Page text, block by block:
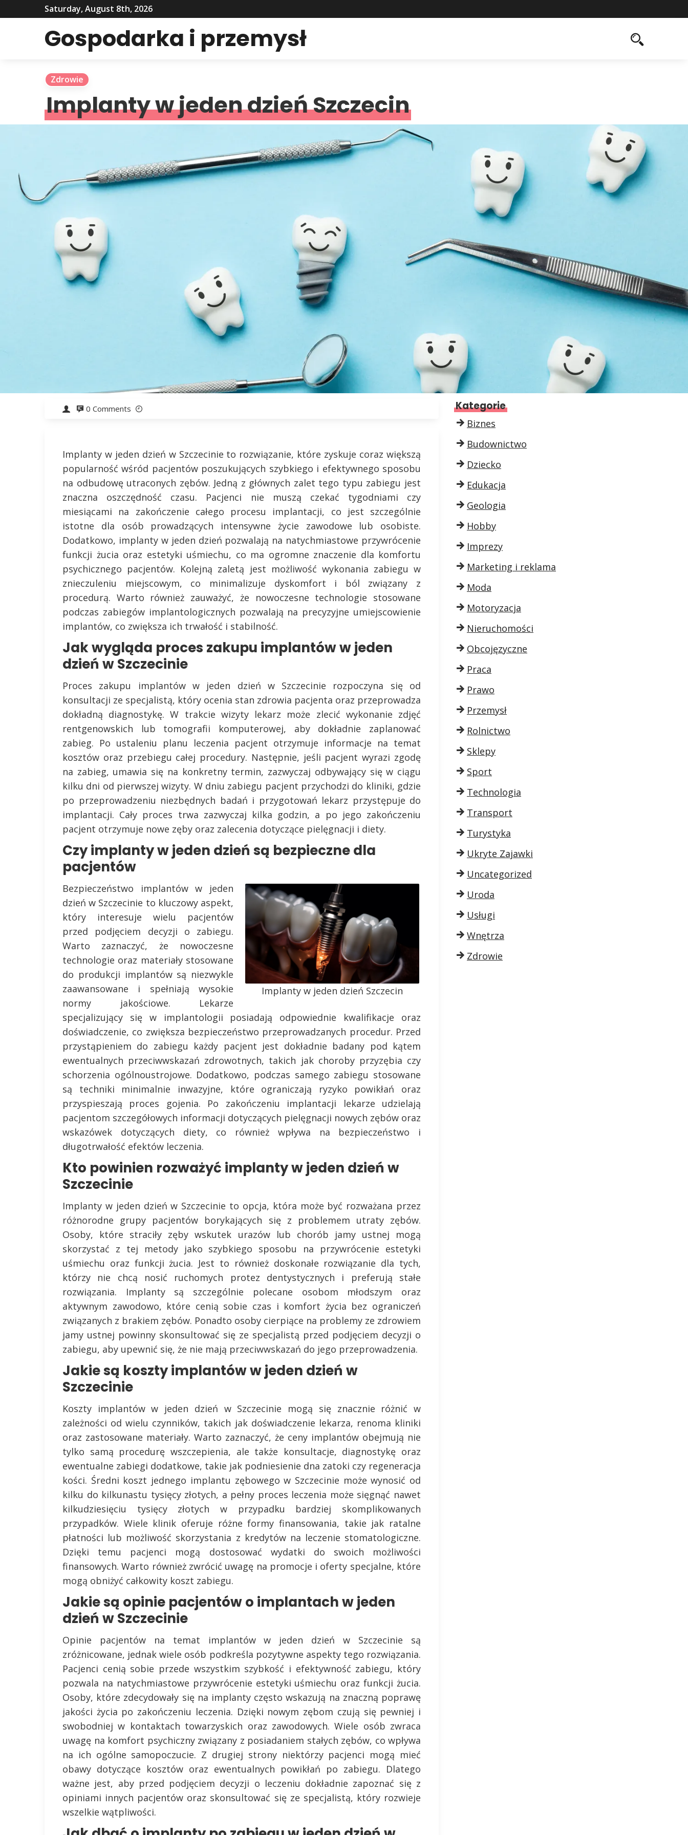
Saturday, August 8th, 2026
Gospodarka i przemysł
Zdrowie
Implanty w jeden dzień Szczecin
0 Comments
Implanty w jeden dzień w Szczecinie to rozwiązanie, które zyskuje coraz większą
popularność wśród pacjentów poszukujących szybkiego i efektywnego sposobu
na odbudowę utraconych zębów. Jedną z głównych zalet tego typu zabiegu jest
znaczna oszczędność czasu. Pacjenci nie muszą czekać tygodniami czy
miesiącami na zakończenie całego procesu implantacji, co jest szczególnie
istotne dla osób prowadzących intensywne życie zawodowe lub osobiste.
Dodatkowo, implanty w jeden dzień pozwalają na natychmiastowe przywrócenie
funkcji żucia oraz estetyki uśmiechu, co ma ogromne znaczenie dla komfortu
psychicznego pacjentów. Kolejną zaletą jest możliwość wykonania zabiegu w
znieczuleniu miejscowym, co minimalizuje dyskomfort i ból związany z
procedurą. Warto również zauważyć, że nowoczesne technologie stosowane
podczas zabiegów implantologicznych pozwalają na precyzyjne umiejscowienie
implantów, co zwiększa ich trwałość i stabilność.
Jak wygląda proces zakupu implantów w jeden
dzień w Szczecinie
Proces zakupu implantów w jeden dzień w Szczecinie rozpoczyna się od
konsultacji ze specjalistą, który ocenia stan zdrowia pacjenta oraz przeprowadza
dokładną diagnostykę. W trakcie wizyty lekarz może zlecić wykonanie zdjęć
rentgenowskich lub tomografii komputerowej, aby dokładnie zaplanować
zabieg. Po ustaleniu planu leczenia pacjent otrzymuje informacje na temat
kosztów oraz przebiegu całej procedury. Następnie, jeśli pacjent wyrazi zgodę
na zabieg, umawia się na konkretny termin, zazwyczaj odbywający się w ciągu
kilku dni od pierwszej wizyty. W dniu zabiegu pacjent przychodzi do kliniki, gdzie
po przeprowadzeniu niezbędnych badań i przygotowań lekarz przystępuje do
implantacji. Cały proces trwa zazwyczaj kilka godzin, a po jego zakończeniu
pacjent otrzymuje nowe zęby oraz zalecenia dotyczące pielęgnacji i diety.
Czy implanty w jeden dzień są bezpieczne dla
pacjentów
Implanty w jeden dzień Szczecin
Bezpieczeństwo implantów w jeden
dzień w Szczecinie to kluczowy aspekt,
który interesuje wielu pacjentów
przed podjęciem decyzji o zabiegu.
Warto zaznaczyć, że nowoczesne
technologie oraz materiały stosowane
do produkcji implantów są niezwykle
zaawansowane i spełniają wysokie
normy jakościowe. Lekarze
specjalizujący się w implantologii posiadają odpowiednie kwalifikacje oraz
doświadczenie, co zwiększa bezpieczeństwo przeprowadzanych procedur. Przed
przystąpieniem do zabiegu każdy pacjent jest dokładnie badany pod kątem
ewentualnych przeciwwskazań zdrowotnych, takich jak choroby przyzębia czy
schorzenia ogólnoustrojowe. Dodatkowo, podczas samego zabiegu stosowane
są techniki minimalnie inwazyjne, które ograniczają ryzyko powikłań oraz
przyspieszają proces gojenia. Po zakończeniu implantacji lekarze udzielają
pacjentom szczegółowych informacji dotyczących pielęgnacji nowych zębów oraz
wskazówek dotyczących diety, co również wpływa na bezpieczeństwo i
długotrwałość efektów leczenia.
Kto powinien rozważyć implanty w jeden dzień w
Szczecinie
Implanty w jeden dzień w Szczecinie to opcja, która może być rozważana przez
różnorodne grupy pacjentów borykających się z problemem utraty zębów.
Osoby, które straciły zęby wskutek urazów lub chorób jamy ustnej mogą
skorzystać z tej metody jako szybkiego sposobu na przywrócenie estetyki
uśmiechu oraz funkcji żucia. Jest to również doskonałe rozwiązanie dla tych,
którzy nie chcą nosić ruchomych protez dentystycznych i preferują stałe
rozwiązania. Implanty są szczególnie polecane osobom młodszym oraz
aktywnym zawodowo, które cenią sobie czas i komfort życia bez ograniczeń
związanych z brakiem zębów. Ponadto osoby cierpiące na problemy ze zdrowiem
jamy ustnej powinny skonsultować się ze specjalistą przed podjęciem decyzji o
zabiegu, aby upewnić się, że nie mają przeciwwskazań do jego przeprowadzenia.
Jakie są koszty implantów w jeden dzień w
Szczecinie
Koszty implantów w jeden dzień w Szczecinie mogą się znacznie różnić w
zależności od wielu czynników, takich jak doświadczenie lekarza, renoma kliniki
oraz zastosowane materiały. Warto zaznaczyć, że ceny implantów obejmują nie
tylko samą procedurę wszczepienia, ale także konsultacje, diagnostykę oraz
ewentualne zabiegi dodatkowe, takie jak podniesienie dna zatoki czy regeneracja
kości. Średni koszt jednego implantu zębowego w Szczecinie może wynosić od
kilku do kilkunastu tysięcy złotych, a pełny proces leczenia może sięgnąć nawet
kilkudziesięciu tysięcy złotych w przypadku bardziej skomplikowanych
przypadków. Wiele klinik oferuje różne formy finansowania, takie jak ratalne
płatności lub możliwość skorzystania z kredytów na leczenie stomatologiczne.
Dzięki temu pacjenci mogą dostosować wydatki do swoich możliwości
finansowych. Warto również zwrócić uwagę na promocje i oferty specjalne, które
mogą obniżyć całkowity koszt zabiegu.
Jakie są opinie pacjentów o implantach w jeden
dzień w Szczecinie
Opinie pacjentów na temat implantów w jeden dzień w Szczecinie są
zróżnicowane, jednak wiele osób podkreśla pozytywne aspekty tego rozwiązania.
Pacjenci cenią sobie przede wszystkim szybkość i efektywność zabiegu, który
pozwala na natychmiastowe przywrócenie estetyki uśmiechu oraz funkcji żucia.
Osoby, które zdecydowały się na implanty często wskazują na znaczną poprawę
jakości życia po zakończeniu leczenia. Dzięki nowym zębom czują się pewniej i
swobodniej w kontaktach towarzyskich oraz zawodowych. Wiele osób zwraca
uwagę na komfort psychiczny związany z posiadaniem stałych zębów, co wpływa
na ich ogólne samopoczucie. Z drugiej strony niektórzy pacjenci mogą mieć
obawy dotyczące kosztów oraz ewentualnych powikłań po zabiegu. Dlatego
ważne jest, aby przed podjęciem decyzji o leczeniu dokładnie zapoznać się z
opiniami innych pacjentów oraz skonsultować się ze specjalistą, który rozwieje
wszelkie wątpliwości.
Kategorie
Biznes
Budownictwo
Dziecko
Edukacja
Geologia
Hobby
Imprezy
Marketing i reklama
Moda
Motoryzacja
Nieruchomości
Obcojęzyczne
Praca
Prawo
Przemysł
Rolnictwo
Sklepy
Sport
Technologia
Transport
Turystyka
Ukryte Zajawki
Uncategorized
Uroda
Usługi
Wnętrza
Zdrowie